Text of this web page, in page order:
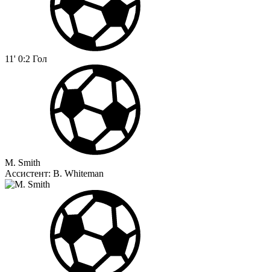
11' 0:2 Гол
M. Smith
Ассистент: B. Whiteman